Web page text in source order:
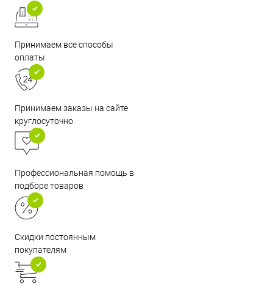
Принимаем все способы
оплаты
Принимаем заказы на сайте
круглосуточно
Профессиональная помощь в
подборе товаров
Скидки постоянным
покупателям